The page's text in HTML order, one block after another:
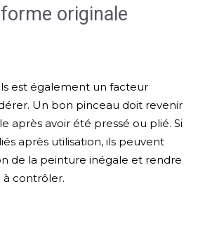
originale
est également un facteur
Un bon pinceau doit revenir
après avoir été pressé ou plié. Si
après utilisation, ils peuvent
de la peinture inégale et rendre
à contrôler.